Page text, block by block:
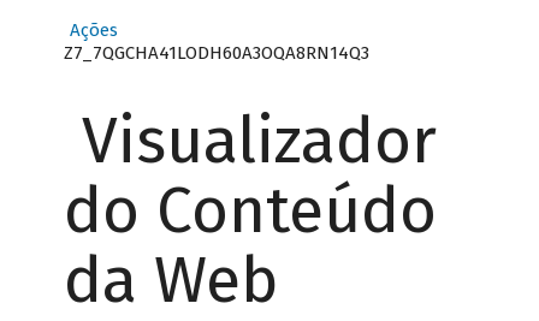
Ações
Z7_7QGCHA41LODH60A3OQA8RN14Q3
Visualizador
do Conteúdo
da Web